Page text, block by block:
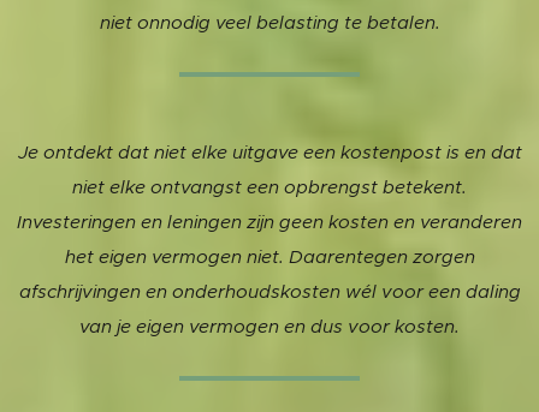
niet onnodig veel belasting te betalen.
Je ontdekt dat niet elke uitgave een kostenpost is en dat
niet elke ontvangst een opbrengst betekent.
Investeringen en leningen zijn geen kosten en veranderen
het eigen vermogen niet. Daarentegen zorgen
afschrijvingen en onderhoudskosten wél voor een daling
van je eigen vermogen en dus voor kosten.